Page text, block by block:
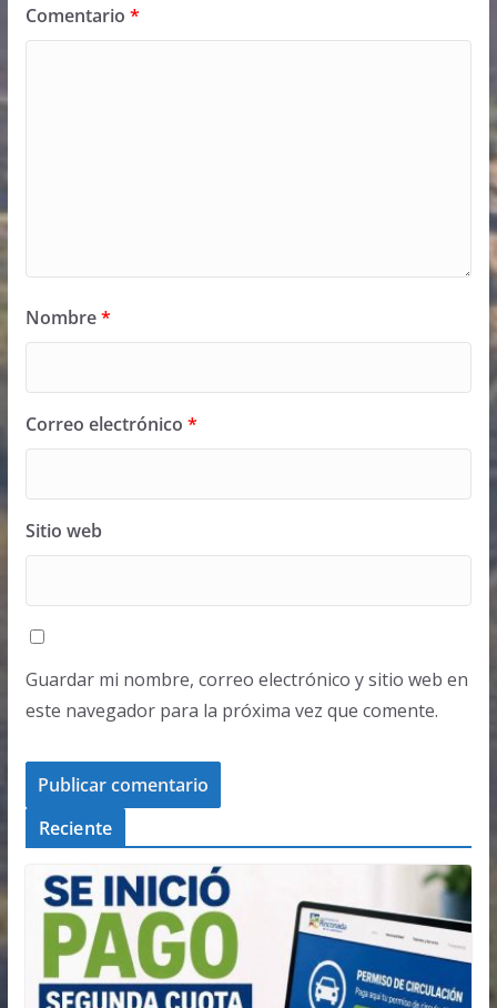
Comentario *
Nombre*
Correo electrónico *
Sitio web
Guardar mi nombre, correo electrónico y sitio web en
este navegador para la próxima vez que comente.
Reciente